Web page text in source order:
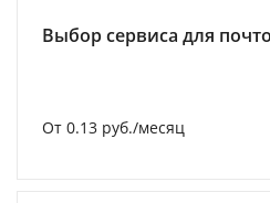
Выбор сервиса для
От 0.13 руб./месяц